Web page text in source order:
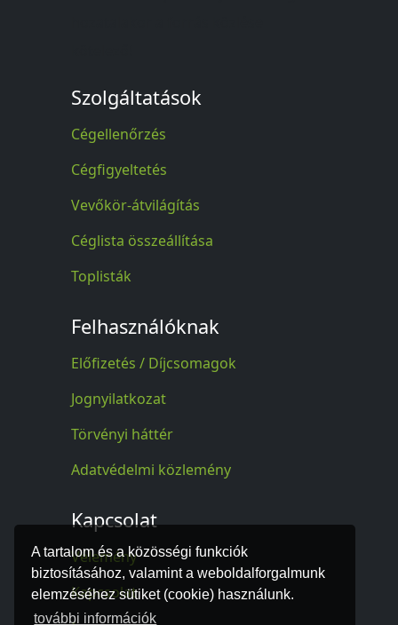
A tartalom és a közösségi funkciók
biztosításához, valamint a weboldalforgalmunk
elemzéséhez sütiket (cookie) használunk.
további információk
Szolgáltatások
Cégellenőrzés
Cégfigyeltetés
Vevőkör-átvilágítás
Céglista összeállítása
Toplisták
Felhasználóknak
Előfizetés / Díjcsomagok
Jognyilatkozat
Törvényi háttér
Adatvédelmi közlemény
Kapcsolat
Vélemény
Kapcsolat